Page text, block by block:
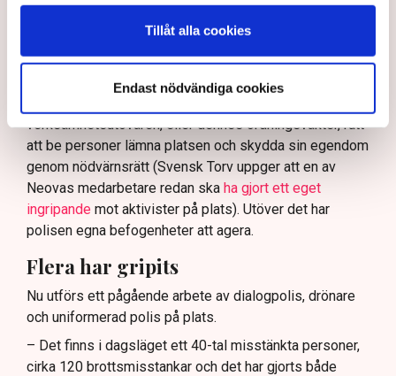
Tillåt alla cookies
Endast nödvändiga cookies
ha en tydligare skyldighet att skydda privat egendom
och näringsverksamhet mot den typen av störningar.
Nu svarar polisen på kritiken.
Enligt Anna-Lena Mann, polisinspektör vid
verksamhetsutövaren, eller dennes ordningsvakter, rätt
att be personer lämna platsen och skydda sin egendom
genom nödvärnsrätt (Svensk Torv uppger att en av
Neovas medarbetare redan ska ha gjort ett eget
ingripande mot aktivister på plats). Utöver det har
polisen egna befogenheter att agera.
Flera har gripits
Nu utförs ett pågående arbete av dialogpolis, drönare
och uniformerad polis på plats.
– Det finns i dagsläget ett 40-tal misstänkta personer,
cirka 120 brottsmisstankar och det har gjorts både